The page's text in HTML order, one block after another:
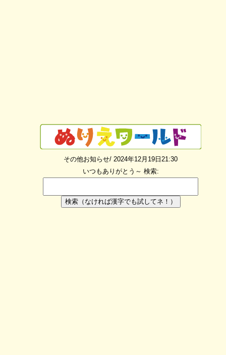
その他お知らせ/ 2024年12月19日21:30
いつもありがとう～ 検索:
検索（なければ漢字でも試してネ！）